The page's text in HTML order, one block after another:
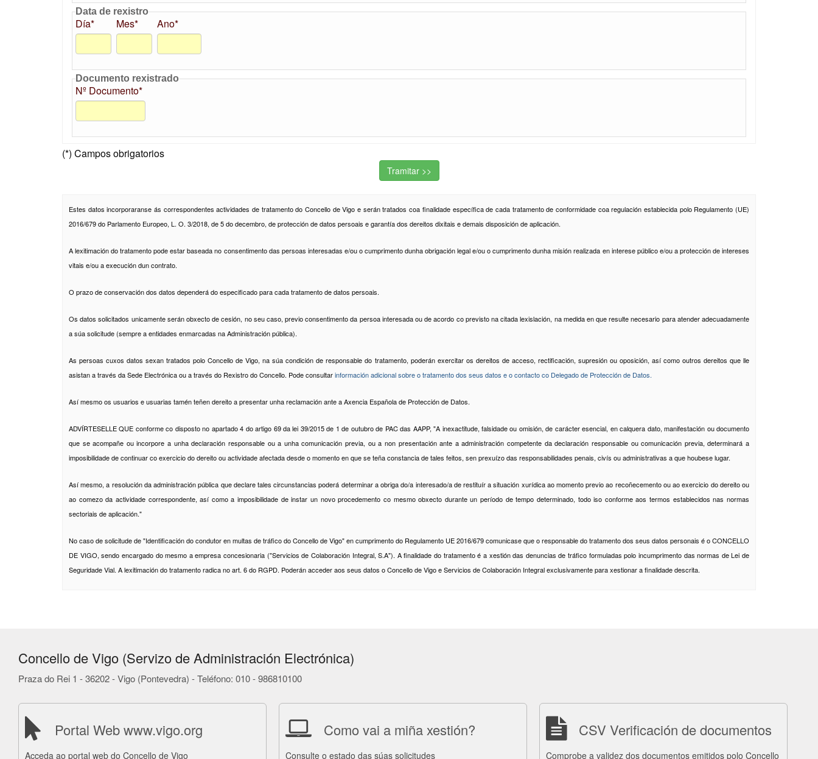
Data de rexistro
Día* Mes* Ano*
Documento rexistrado
Nº Documento*
(*) Campos obrigatorios
Estes datos incorporaranse ás correspondentes actividades de tratamento do Concello de Vigo e serán tratados coa finalidade específica de cada tratamento de conformidade coa regulación establecida polo Regulamento (UE)
2016/679 do Parlamento Europeo, L. O. 3/2018, de 5 do decembro, de protección de datos persoais e garantía dos dereitos dixitais e demais disposición de aplicación.
A lexitimación do tratamento pode estar baseada no consentimento das persoas interesadas e/ou o cumprimento dunha obrigación legal e/ou o cumprimento dunha misión realizada en interese público e/ou a protección de intereses
vitais e/ou a execución dun contrato.
O prazo de conservación dos datos dependerá do especificado para cada tratamento de datos persoais.
Os datos solicitados unicamente serán obxecto de cesión, no seu caso, previo consentimento da persoa interesada ou de acordo co previsto na citada lexislación, na medida en que resulte necesario para atender adecuadamente
a súa solicitude (sempre a entidades enmarcadas na Administración pública).
As persoas cuxos datos sexan tratados polo Concello de Vigo, na súa condición de responsable do tratamento, poderán exercitar os dereitos de acceso, rectificación, supresión ou oposición, así como outros dereitos que lle
asistan a través da Sede Electrónica ou a través do Rexistro do Concello. Pode consultarinformación adicional sobre o tratamento dos seus datos e o contacto co Delegado de Protección de Datos.
Así mesmo os usuarios e usuarias tamén teñen dereito a presentar unha reclamación ante a Axencia Española de Protección de Datos.
ADVÍRTESELLE QUE conforme co disposto no apartado 4 do artigo 69 da lei 39/2015 de 1 de outubro de PAC das AAPP, "A inexactitude, falsidade ou omisión, de carácter esencial, en calquera dato, manifestación ou documento
que se acompañe ou incorpore a unha declaración responsable ou a unha comunicación previa, ou a non presentación ante a administración competente da declaración responsable ou comunicación previa, determinará a
imposibilidade de continuar co exercicio do dereito ou actividade afectada desde o momento en que se teña constancia de tales feitos, sen prexuízo das responsabilidades penais, civís ou administrativas a que houbese lugar.
Así mesmo, a resolución da administración pública que declare tales circunstancias poderá determinar a obriga do/a interesado/a de restituír a situación xurídica ao momento previo ao recoñecemento ou ao exercicio do dereito ou
ao comezo da actividade correspondente, así como a imposibilidade de instar un novo procedemento co mesmo obxecto durante un período de tempo determinado, todo iso conforme aos termos establecidos nas normas
sectoriais de aplicación."
No caso de solicitude de "Identificación do condutor en multas de tráfico do Concello de Vigo" en cumprimento do Regulamento UE 2016/679 comunicase que o responsable do tratamento dos seus datos personais é o CONCELLO
DE VIGO, sendo encargado do mesmo a empresa concesionaria ("Servicios de Colaboración Integral, S.A"). A finalidade do tratamento é a xestión das denuncias de tráfico formuladas polo incumprimento das normas de Lei de
Seguridade Vial. A lexitimación do tratamento radica no art. 6 do RGPD. Poderán acceder aos seus datos o Concello de Vigo e Servicios de Colaboración Integral exclusivamente para xestionar a finalidade descrita.
Concello de Vigo (Servizo de Administración Electrónica)
Praza do Rei 1 - 36202 - Vigo (Pontevedra) - Teléfono: 010 - 986810100
Portal Web www.vigo.org
Acceda ao portal web do Concello de Vigo
Como vai a miña xestión?
Consulte o estado das súas solicitudes
CSV Verificación de documentos
Comprobe a validez dos documentos emitidos polo Concello